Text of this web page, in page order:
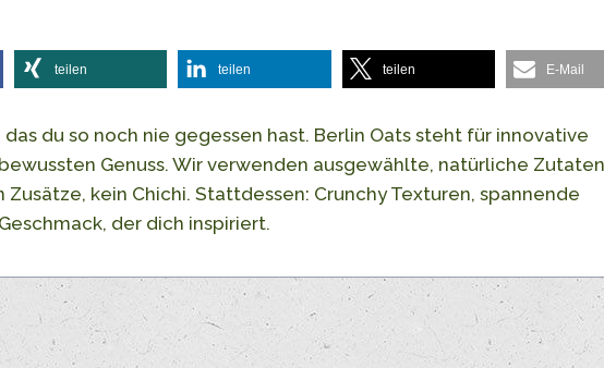
teilen teilen teilen E-Mail
das du so noch nie gegessen hast. Berlin Oats steht für innovative
Genuss. Wir verwenden ausgewählte, natürliche
Zusätze, kein Chichi. Stattdessen: Crunchy Texturen, spannende
der dich inspiriert.